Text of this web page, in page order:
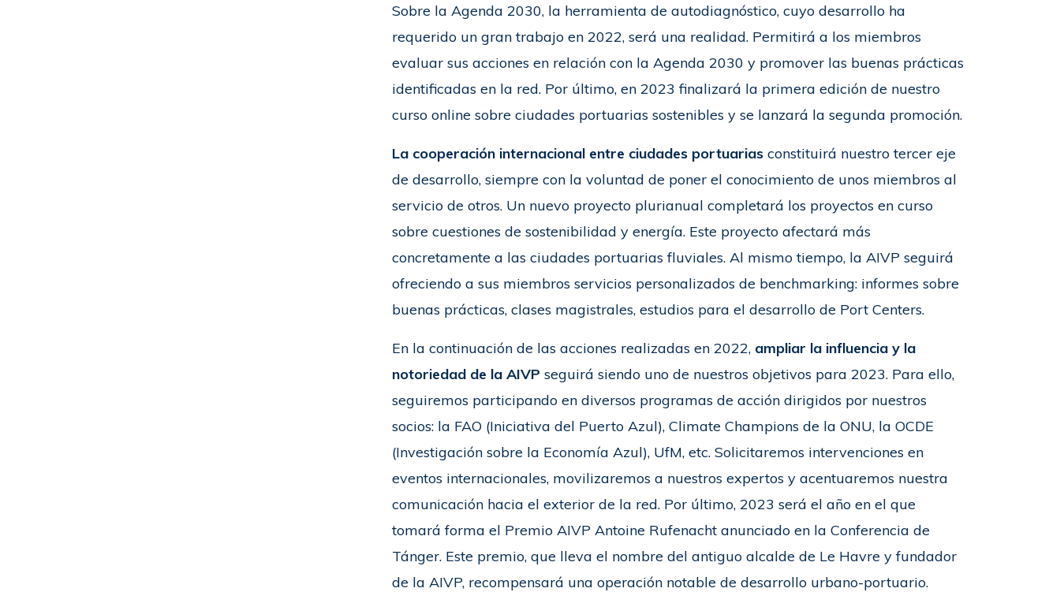
Sobre la Agenda 2030, la herramienta de autodiagnóstico, cuyo desarrollo ha
requerido un gran trabajo en 2022, será una realidad. Permitirá a los miembros
evaluar sus acciones en relación con la Agenda 2030 y promover las buenas prácticas
identificadas en la red. Por último, en 2023 finalizará la primera edición de nuestro
curso online sobre ciudades portuarias sostenibles y se lanzará la segunda promoción.
La cooperación internacional entre ciudades portuarias constituirá nuestro tercer eje
de desarrollo, siempre con la voluntad de poner el conocimiento de unos miembros al
servicio de otros. Un nuevo proyecto plurianual completará los proyectos en curso
sobre cuestiones de sostenibilidad y energía. Este proyecto afectará más
concretamente a las ciudades portuarias fluviales. Al mismo tiempo, la AIVP seguirá
ofreciendo a sus miembros servicios personalizados de benchmarking: informes sobre
buenas prácticas, clases magistrales, estudios para el desarrollo de Port Centers.
En la continuación de las acciones realizadas en 2022, ampliar la influencia y la
notoriedad de la AIVP seguirá siendo uno de nuestros objetivos para 2023. Para ello,
seguiremos participando en diversos programas de acción dirigidos por nuestros
socios: la FAO (Iniciativa del Puerto Azul), Climate Champions de la ONU, la OCDE
(Investigación sobre la Economía Azul), UfM, etc. Solicitaremos intervenciones en
eventos internacionales, movilizaremos a nuestros expertos y acentuaremos nuestra
comunicación hacia el exterior de la red. Por último, 2023 será el año en el que
tomará forma el Premio AIVP Antoine Rufenacht anunciado en la Conferencia de
Tánger. Este premio, que lleva el nombre del antiguo alcalde de Le Havre y fundador
de la AIVP, recompensará una operación notable de desarrollo urbano-portuario.